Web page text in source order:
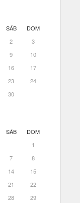
SÁB
DOM
2
3
9
10
16
17
23
24
30
SÁB
DOM
1
7
8
14
15
21
22
28
29